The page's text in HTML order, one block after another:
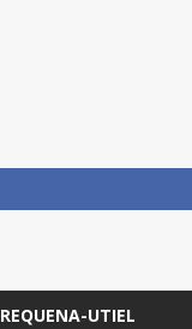
REQUENA-UTIEL